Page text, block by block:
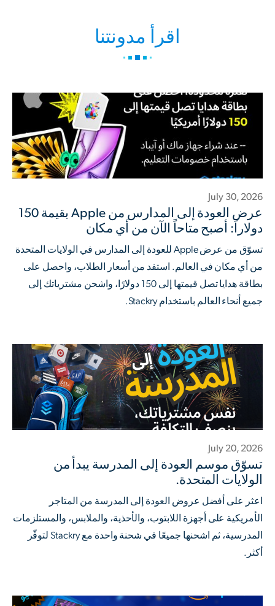
اقرأ مدونتنا
July 30, 2026
عرض العودة إلى المدارس من Apple بقيمة 150
دولاراً: أصبح متاحاً الآن من أي مكان
تسوّق من عرض Apple للعودة إلى المدارس في الولايات المتحدة
من أي مكان في العالم. استفد من أسعار الطلاب، واحصل على
بطاقة هدايا تصل قيمتها إلى 150 دولارًا، واشحن مشترياتك إلى
جميع أنحاء العالم باستخدام Stackry.
July 20, 2026
تسوّق موسم العودة إلى المدرسة يبدأ من
الولايات المتحدة.
اعثر على أفضل عروض العودة إلى المدرسة من المتاجر
الأمريكية على أجهزة اللابتوب، والأحذية، والملابس، والمستلزمات
المدرسية، ثم اشحنها جميعًا في شحنة واحدة مع Stackry لتوفّر
أكثر.